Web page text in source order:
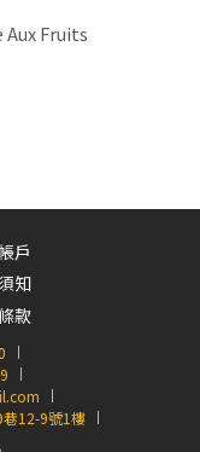
Aux Fruits
戶
知
款
12-9號1樓